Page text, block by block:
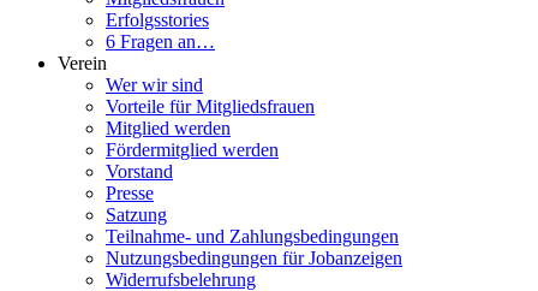
Erfolgsstories
6 Fragen an…
Verein
Wer wir sind
Vorteile für Mitgliedsfrauen
Mitglied werden
Fördermitglied werden
Vorstand
Presse
Satzung
Teilnahme- und Zahlungsbedingungen
Nutzungsbedingungen für Jobanzeigen
Widerrufsbelehrung